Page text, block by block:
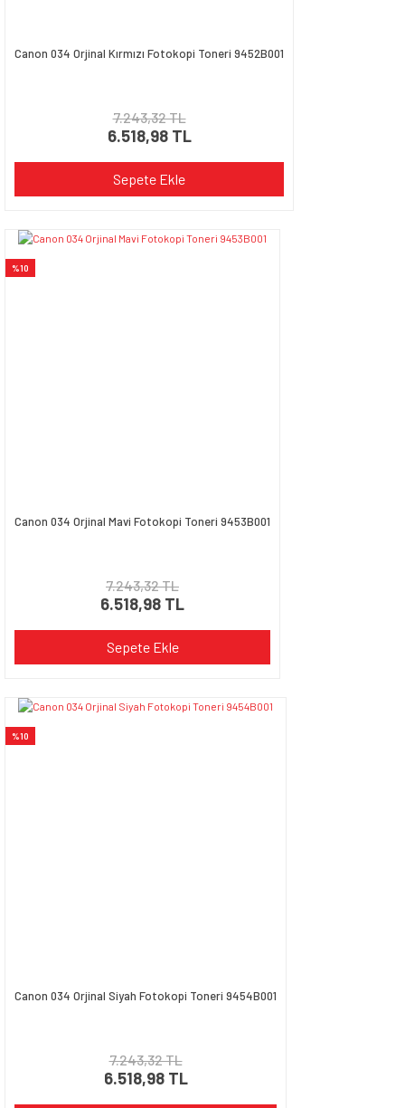
Canon 034 Orjinal Kırmızı Fotokopi Toneri 9452B001
7.243,32 TL
6.518,98 TL
Sepete Ekle
%10
Canon 034 Orjinal Mavi Fotokopi Toneri 9453B001
7.243,32 TL
6.518,98 TL
Sepete Ekle
%10
Canon 034 Orjinal Siyah Fotokopi Toneri 9454B001
7.243,32 TL
6.518,98 TL